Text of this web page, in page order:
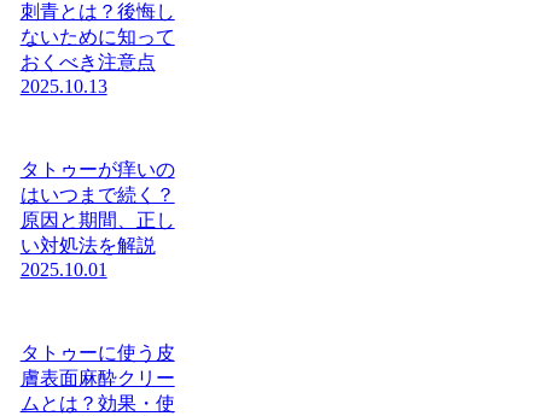
刺青とは？後悔し
ないために知って
おくべき注意点
2025.10.13
タトゥーが痒いの
はいつまで続く？
原因と期間、正し
い対処法を解説
2025.10.01
タトゥーに使う皮
膚表面麻酔クリー
ムとは？効果・使